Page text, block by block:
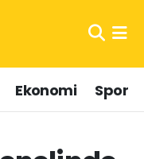
Ekonomi Spor
Fikstür